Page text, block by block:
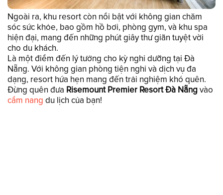
Ngoài ra, khu resort còn nổi bật với không gian chăm
sóc sức khỏe, bao gồm hồ bơi, phòng gym, và khu spa
hiện đại, mang đến những phút giây thư giãn tuyệt vời
cho du khách.
Là một điểm đến lý tưởng cho kỳ nghỉ dưỡng tại Đà
Nẵng. Với không gian phòng tiện nghi và dịch vụ đa
dạng, resort hứa hẹn mang đến trải nghiệm khó quên.
Đừng quên đưa Risemount Premier Resort Đà Nẵngvào
cẩm nang du lịch của bạn!